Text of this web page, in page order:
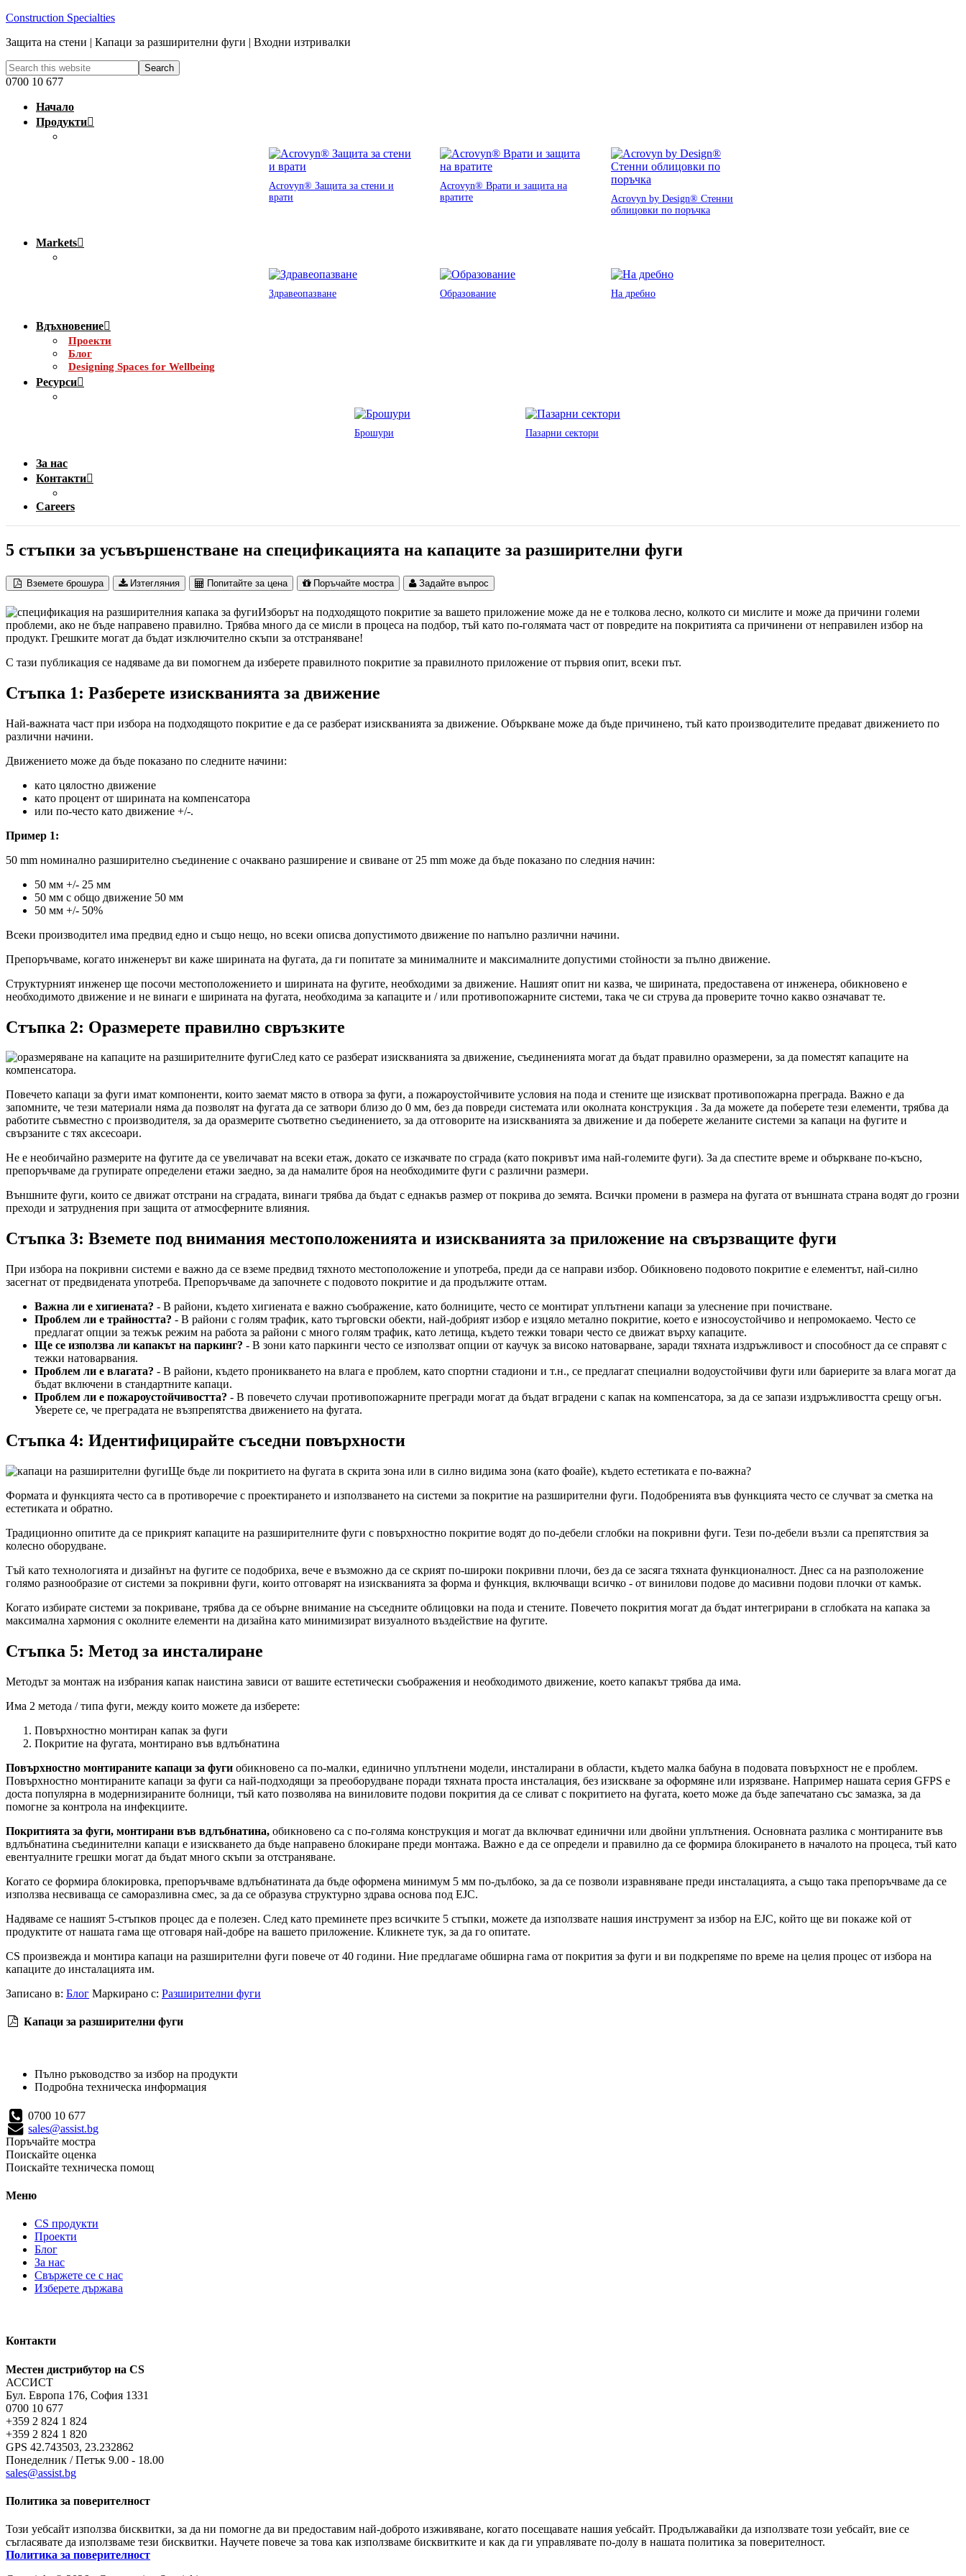
Construction Specialties
Защита на стени | Капаци за разширителни фуги | Входни изтривалки
0700 10 677
Начало
Продукти
Acrovyn® Защита за стени и
врати
Acrovyn® Врати и защита на
вратите
Acrovyn by Design® Стенни
облицовки по поръчка
Markets
Здравеопазване Образование На дребно
Вдъхновение
Проекти
Блог
Designing Spaces for Wellbeing
Ресурси
Брошури Пазарни сектори
За нас
Контакти
Careers
5 стъпки за усъвършенстване на спецификацията на капаците за разширителни фуги
Вземете брошура Изтегляния Попитайте за цена Поръчайте мостра Задайте въпрос
Изборът на подходящото покритие за вашето приложение може да не е толкова лесно, колкото си мислите и може да причини големи
проблеми, ако не бъде направено правилно. Трябва много да се мисли в процеса на подбор, тъй като по-голямата част от повредите на покритията са причинени от неправилен избор на
продукт. Грешките могат да бъдат изключително скъпи за отстраняване!
С тази публикация се надяваме да ви помогнем да изберете правилното покритие за правилното приложение от първия опит, всеки път.
Стъпка 1: Разберете изискванията за движение
Най-важната част при избора на подходящото покритие е да се разберат изискванията за движение. Объркване може да бъде причинено, тъй като производителите предават движението по
различни начини.
Движението може да бъде показано по следните начини:
като цялостно движение
като процент от ширината на компенсатора
или по-често като движение +/-.
Пример 1:
50 mm номинално разширително съединение с очаквано разширение и свиване от 25 mm може да бъде показано по следния начин:
50 мм +/- 25 мм
50 мм с общо движение 50 мм
50 мм +/- 50%
Всеки производител има предвид едно и също нещо, но всеки описва допустимото движение по напълно различни начини.
Препоръчваме, когато инженерът ви каже ширината на фугата, да ги попитате за минималните и максималните допустими стойности за пълно движение.
Структурният инженер ще посочи местоположението и ширината на фугите, необходими за движение. Нашият опит ни казва, че ширината, предоставена от инженера, обикновено е
необходимото движение и не винаги е ширината на фугата, необходима за капаците и / или противопожарните системи, така че си струва да проверите точно какво означават те.
Стъпка 2: Оразмерете правилно свръзките
След като се разберат изискванията за движение, съединенията могат да бъдат правилно оразмерени, за да поместят капаците на
компенсатора.
Повечето капаци за фуги имат компоненти, които заемат място в отвора за фуги, а пожароустойчивите условия на пода и стените ще изискват противопожарна преграда. Важно е да
запомните, че тези материали няма да позволят на фугата да се затвори близо до 0 мм, без да повреди системата или околната конструкция . За да можете да поберете тези елементи, трябва да
работите съвместно с производителя, за да оразмерите съответно съединението, за да отговорите на изискванията за движение и да поберете желаните системи за капаци на фугите и
свързаните с тях аксесоари.
Не е необичайно размерите на фугите да се увеличават на всеки етаж, докато се изкачвате по сграда (като покривът има най-големите фуги). За да спестите време и объркване по-късно,
препоръчваме да групирате определени етажи заедно, за да намалите броя на необходимите фуги с различни размери.
Външните фуги, които се движат отстрани на сградата, винаги трябва да бъдат с еднакъв размер от покрива до земята. Всички промени в размера на фугата от външната страна водят до грозни
преходи и затруднения при защита от атмосферните влияния.
Стъпка 3: Вземете под внимания местоположенията и изискванията за приложение на свързващите фуги
При избора на покривни системи е важно да се вземе предвид тяхното местоположение и употреба, преди да се направи избор. Обикновено подовото покритие е елементът, най-силно
засегнат от предвидената употреба. Препоръчваме да започнете с подовото покритие и да продължите оттам.
Важна ли е хигиената? - В райони, където хигиената е важно съображение, като болниците, често се монтират уплътнени капаци за улеснение при почистване.
Проблем ли е трайността? - В райони с голям трафик, като търговски обекти, най-добрият избор е изцяло метално покритие, което е износоустойчиво и непромокаемо. Често се
предлагат опции за тежък режим на работа за райони с много голям трафик, като летища, където тежки товари често се движат върху капаците.
Ще се използва ли капакът на паркинг? - В зони като паркинги често се използват опции от каучук за високо натоварване, заради тяхната издръжливост и способност да се справят с
тежки натоварвания.
Проблем ли е влагата? - В райони, където проникването на влага е проблем, като спортни стадиони и т.н., се предлагат специални водоустойчиви фуги или бариерите за влага могат да
бъдат включени в стандартните капаци.
Проблем ли е пожароустойчивостта? - В повечето случаи противопожарните прегради могат да бъдат вградени с капак на компенсатора, за да се запази издръжливостта срещу огън.
Уверете се, че преградата не възпрепятства движението на фугата.
Стъпка 4: Идентифицирайте съседни повърхности
Ще бъде ли покритието на фугата в скрита зона или в силно видима зона (като фоайе), където естетиката е по-важна?
Формата и функцията често са в противоречие с проектирането и използването на системи за покритие на разширителни фуги. Подобренията във функцията често се случват за сметка на
естетиката и обратно.
Традиционно опитите да се прикрият капаците на разширителните фуги с повърхностно покритие водят до по-дебели сглобки на покривни фуги. Тези по-дебели възли са препятствия за
колесно оборудване.
Тъй като технологията и дизайнът на фугите се подобриха, вече е възможно да се скрият по-широки покривни плочи, без да се засяга тяхната функционалност. Днес са на разположение
голямо разнообразие от системи за покривни фуги, които отговарят на изискванията за форма и функция, включващи всичко - от винилови подове до масивни подови плочки от камък.
Когато избирате системи за покриване, трябва да се обърне внимание на съседните облицовки на пода и стените. Повечето покрития могат да бъдат интегрирани в сглобката на капака за
максимална хармония с околните елементи на дизайна като минимизират визуалното въздействие на фугите.
Стъпка 5: Метод за инсталиране
Методът за монтаж на избрания капак наистина зависи от вашите естетически съображения и необходимото движение, което капакът трябва да има.
Има 2 метода / типа фуги, между които можете да изберете:
Повърхностно монтиран капак за фуги
Покритие на фугата, монтирано във вдлъбнатина
Повърхностно монтираните капаци за фуги обикновено са по-малки, единично уплътнени модели, инсталирани в области, където малка бабуна в подовата повърхност не е проблем.
Повърхностно монтираните капаци за фуги са най-подходящи за преоборудване поради тяхната проста инсталация, без изискване за оформяне или изрязване. Например нашата серия GFPS е
доста популярна в модернизираните болници, тъй като позволява на виниловите подови покрития да се сливат с покритието на фугата, което може да бъде запечатано със замазка, за да
помогне за контрола на инфекциите.
Покритията за фуги, монтирани във вдлъбнатина, обикновено са с по-голяма конструкция и могат да включват единични или двойни уплътнения. Основната разлика с монтираните във
вдлъбнатина съединителни капаци е изискването да бъде направено блокиране преди монтажа. Важно е да се определи и правилно да се формира блокирането в началото на процеса, тъй като
евентуалните грешки могат да бъдат много скъпи за отстраняване.
Когато се формира блокировка, препоръчваме вдлъбнатината да бъде оформена минимум 5 мм по-дълбоко, за да се позволи изравняване преди инсталацията, а също така препоръчваме да се
използва несвиваща се саморазливна смес, за да се образува структурно здрава основа под EJC.
Надяваме се нашият 5-стъпков процес да е полезен. След като преминете през всичките 5 стъпки, можете да използвате нашия инструмент за избор на EJC, който ще ви покаже кой от
продуктите от нашата гама ще отговаря най-добре на вашето приложение. Кликнете тук, за да го опитате.
CS произвежда и монтира капаци на разширителни фуги повече от 40 години. Ние предлагаме обширна гама от покрития за фуги и ви подкрепяме по време на целия процес от избора на
капаците до инсталацията им.
Записано в: Блог Маркирано с: Разширителни фуги
Капаци за разширителни фуги
Пълно ръководство за избор на продукти
Подробна техническа информация
0700 10 677
sales@assist.bg
Поръчайте мостра
Поискайте оценка
Поискайте техническа помощ
Меню
CS продукти
Проекти
Блог
За нас
Свържете се с нас
Изберете държава
Контакти
Местен дистрибутор на CS
АССИСТ
Бул. Европа 176, София 1331
0700 10 677
+359 2 824 1 824
+359 2 824 1 820
GPS 42.743503, 23.232862
Понеделник / Петък 9.00 - 18.00
sales@assist.bg
Политика за поверителност
Този уебсайт използва бисквитки, за да ни помогне да ви предоставим най-доброто изживяване, когато посещавате нашия уебсайт. Продължавайки да използвате този уебсайт, вие се
съгласявате да използваме тези бисквитки. Научете повече за това как използваме бисквитките и как да ги управлявате по-долу в нашата политика за поверителност.
Политика за поверителност